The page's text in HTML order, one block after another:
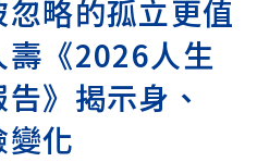
略的孤立更值
《2026人生
》揭示身、
化